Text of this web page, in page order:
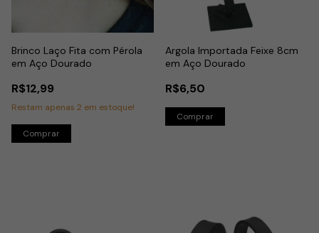
Brinco Laço Fita com Pérola
em Aço Dourado
R$12,99
Restam apenas 2 em estoque!
Argola Importada Feixe 8cm
em Aço Dourado
R$6,50